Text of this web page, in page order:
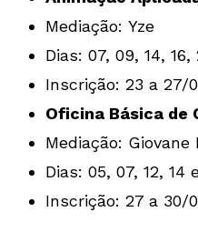
Mediação: Yze
Dias: 07, 09, 14,
Inscrição: 23 a 27/
Oficina Básica de
Mediação: Giovane
Dias: 05, 07, 12, 14
Inscrição: 27 a 30/